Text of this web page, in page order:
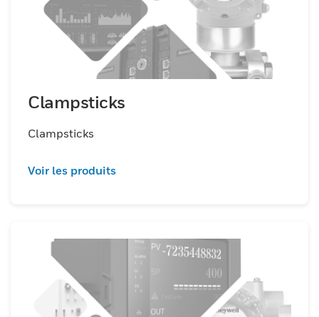
Clampsticks
Clampsticks
Voir les produits